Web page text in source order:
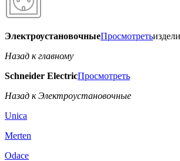
ЭлектроустановочныеПросмотреть
Назад к главному
Schneider ElectricПросмотреть
Назад к Электроустановочные
Unica
Merten
Odace